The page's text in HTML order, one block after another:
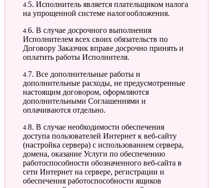
4.5. Исполнитель является плательщиком налога
на упрощенной системе налогообложения.
4.6. В случае досрочного выполнения
Исполнителем всех своих обязательств по
Договору Заказчик вправе досрочно принять и
оплатить работы Исполнителя.
4.7. Все дополнительные работы и
дополнительные расходы, не предусмотренные
настоящим договором, оформляются
дополнительными Соглашениями и
оплачиваются отдельно.
4.8. В случае необходимости обеспечения
доступа пользователей Интернет к веб-сайту
(настройка сервера) с использованием сервера,
домена, оказание Услуги по обеспечению
работоспособности обозначенного веб-сайта в
сети Интернет на сервере, регистрации и
обеспечения работоспособности ящиков